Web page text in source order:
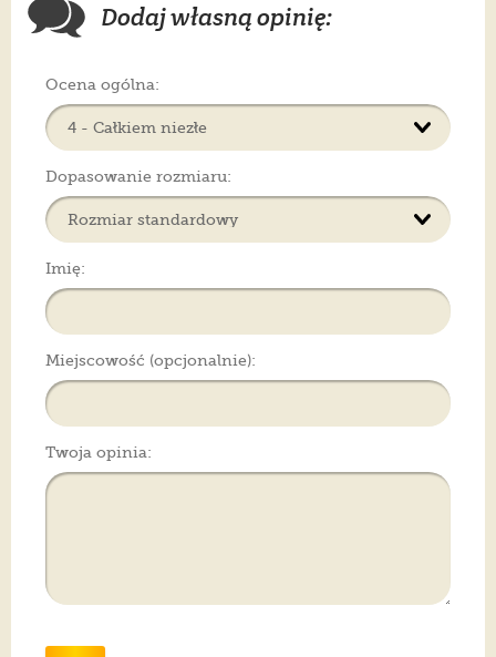
Dodaj własną opinię:
Ocena ogólna:
Dopasowanie rozmiaru:
Imię:
Miejscowość (opcjonalnie):
Twoja opinia: